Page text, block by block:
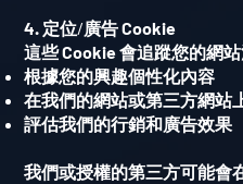
4. 定位/廣告Cookie
這些Cookie會追蹤您的網
根據您的興趣個性化內容
在我們的網站或第三方網站
評估我們的行銷和廣告效果
我們或授權的第三方可能會